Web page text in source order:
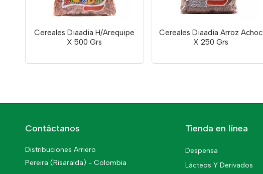
Cereales Diaadia H/Arequipe
X 500 Grs
Cereales Diaadia Arroz Achoc
X 250 Grs
Contáctanos
Distribuciones Arriero
Pereira (Risaralda) - Colombia
Tienda en línea
Despensa
Lácteos Y Derivados